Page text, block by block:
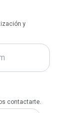
y
contactarte.